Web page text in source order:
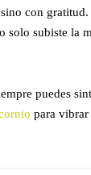
con
solo subiste la
puedes
para